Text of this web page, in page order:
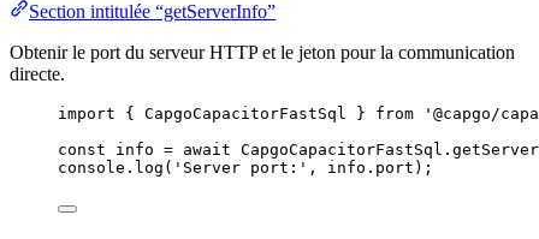
Section intitulée “getServerInfo”
Obtenir le port du serveur HTTP et le jeton pour la communication
directe.
import { CapgoCapacitorFastSql } from
'@capgo/
const
info = await CapgoCapacitorFastSql.
console. log ( 'Server port:' , info.port);